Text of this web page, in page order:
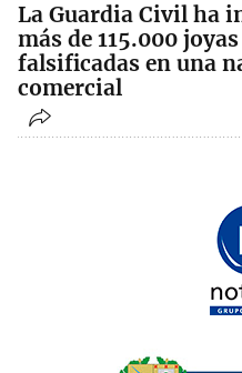
La Guardia Civil ha
más de 115.000
falsificadas en una
comercial